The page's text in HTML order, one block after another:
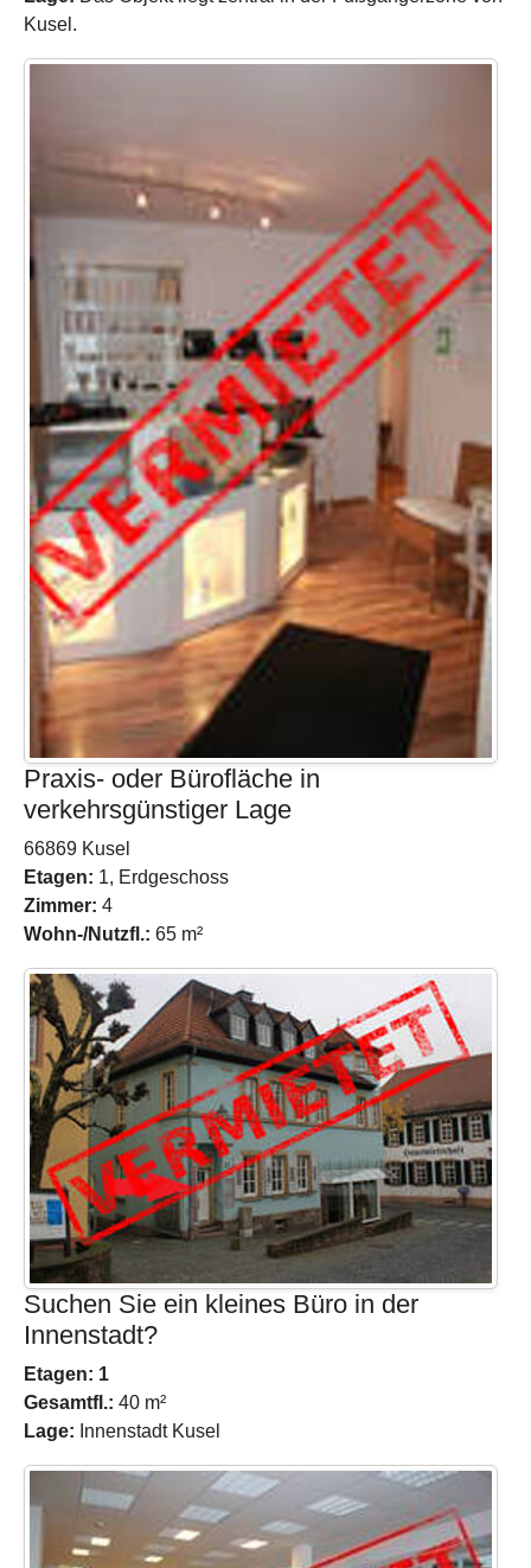
Kusel.
Praxis- oder Bürofläche in
verkehrsgünstiger Lage
66869 Kusel
Etagen: 1, Erdgeschoss
Zimmer: 4
Wohn-/Nutzfl.: 65 m²
Suchen Sie ein kleines Büro in der
Innenstadt?
Etagen: 1
Gesamtfl.: 40 m²
Lage: Innenstadt Kusel